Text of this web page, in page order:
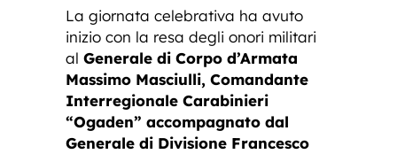
La giornata celebrativa ha avuto
inizio con la resa degli onori militari
al Generale di Corpo d’Armata
Massimo Masciulli, Comandante
Interregionale Carabinieri
“Ogaden” accompagnato dal
Generale di Divisione Francesco